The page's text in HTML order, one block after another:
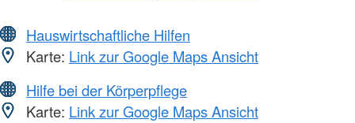
Hauswirtschaftliche Hilfen
Karte: Link zur Google Maps Ansicht
Hilfe bei der Körperpflege
Karte: Link zur Google Maps Ansicht